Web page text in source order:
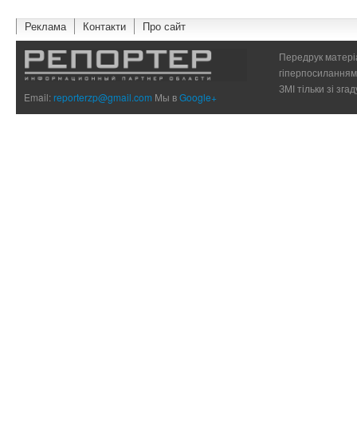
Реклама Контакти Про сайт
Email:reporterzp@gmail.com Мы вGoogle+
Передрук
ЗМІ тільки зі